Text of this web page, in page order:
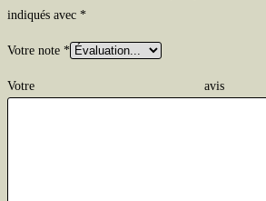
indiqués avec *
Votre note *
Votre